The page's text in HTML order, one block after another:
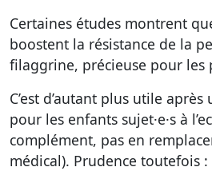
Certaines études montrent
boostent la résistance de la
filaggrine, précieuse pour les
C’est d’autant plus utile
pour les enfants sujet·e·s à
complément, pas en
médical). Prudence toutefois